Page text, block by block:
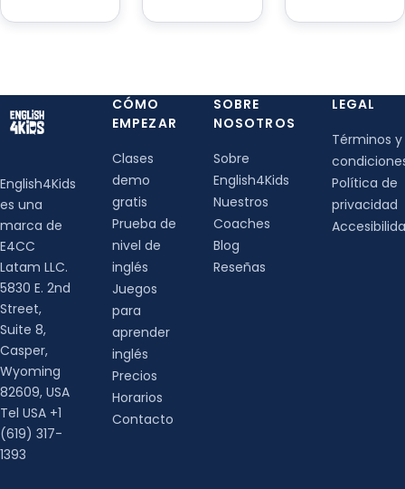
English4Kids
es una
marca de
E4CC
Latam LLC.
5830 E. 2nd
Street,
Suite 8,
Casper,
Wyoming
82609, USA
Tel USA +1
(619) 317-
1393
CÓMO
EMPEZAR
Clases
demo
gratis
Prueba de
nivel de
inglés
Juegos
para
aprender
inglés
Precios
Horarios
Contacto
SOBRE
NOSOTROS
Sobre
English4Kids
Nuestros
Coaches
Blog
Reseñas
LEGAL
Términos y
Política de
privacidad